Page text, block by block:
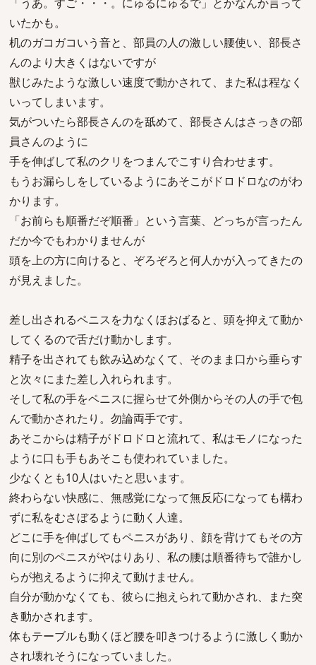
いたかも。
机のガコガコいう音と、部員の人の激しい腰使い、部長さ
んのより大きくはないですが
獣じみたような激しい速度で動かされて、また私は程なく
いってしまいます。
気がついたら部長さんのを舐めて、部長さんはさっきの部
員さんのように
手を伸ばして私のクリをつまんでこすり合わせます。
もうお漏らしをしているようにあそこがドロドロなのがわ
かります。
「お前らも順番だぞ順番」という言葉、どっちが言ったん
だか今でもわかりませんが
頭を上の方に向けると、ぞろぞろと何人かが入ってきたの
が見えました。
差し出されるペニスを力なくほおばると、頭を抑えて動か
してくるので舌だけ動かします。
精子を出されても飲み込めなくて、そのまま口から垂らす
と次々にまた差し入れられます。
そして私の手をペニスに握らせて外側からその人の手で包
んで動かされたり。勿論両手です。
あそこからは精子がドロドロと流れて、私はモノになった
ように口も手もあそこも使われていました。
少なくとも10人はいたと思います。
終わらない快感に、無感覚になって無反応になっても構わ
ずに私をむさぼるように動く人達。
どこに手を伸ばしてもペニスがあり、顔を背けてもその方
向に別のペニスがやはりあり、私の腰は順番待ちで誰かし
らが抱えるように抑えて動けません。
自分が動かなくても、彼らに抱えられて動かされ、また突
き動かされます。
体もテーブルも動くほど腰を叩きつけるように激しく動か
され壊れそうになっていました。